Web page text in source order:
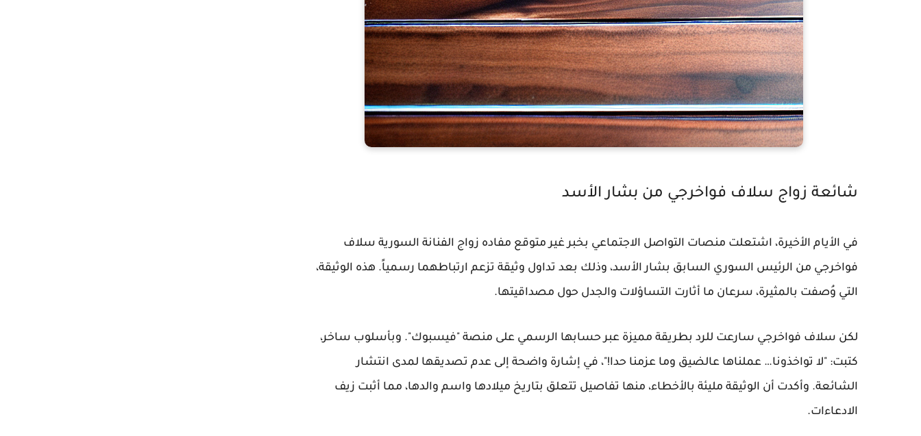
شائعة زواج سلاف فواخرجي من بشار الأسد
في الأيام الأخيرة، اشتعلت منصات التواصل الاجتماعي بخبر غير متوقع مفاده زواج الفنانة السورية سلاف
فواخرجي من الرئيس السوري السابق بشار الأسد، وذلك بعد تداول وثيقة تزعم ارتباطهما رسمياً. هذه الوثيقة،
التي وُصفت بالمثيرة، سرعان ما أثارت التساؤلات والجدل حول مصداقيتها.
لكن سلاف فواخرجي سارعت للرد بطريقة مميزة عبر حسابها الرسمي على منصة "فيسبوك". وبأسلوب ساخر،
كتبت: "لا تواخذونا… عملناها عالضيق وما عزمنا حدا!"، في إشارة واضحة إلى عدم تصديقها لمدى انتشار
الشائعة. وأكدت أن الوثيقة مليئة بالأخطاء، منها تفاصيل تتعلق بتاريخ ميلادها واسم والدها، مما أثبت زيف
الادعاءات.